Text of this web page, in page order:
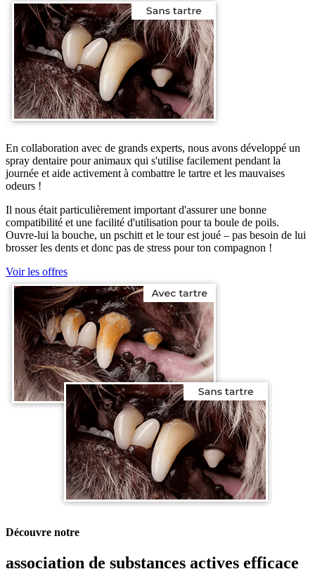
En collaboration avec de grands experts, nous avons développé un
spray dentaire pour animaux qui s'utilise facilement pendant la
journée et aide activement à combattre le tartre et les mauvaises
odeurs !
Il nous était particulièrement important d'assurer une bonne
compatibilité et une facilité d'utilisation pour ta boule de poils.
Ouvre-lui la bouche, un pschitt et le tour est joué – pas besoin de lui
brosser les dents et donc pas de stress pour ton compagnon !
Voir les offres
Découvre notre
association de substances actives efficace